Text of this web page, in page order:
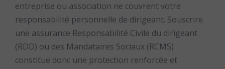
entreprise ou association ne couvrent votre
responsabilité personnelle de dirigeant. Souscrire
une assurance Responsabilité Civile du dirigeant
(RDD) ou des Mandataires Sociaux (RCMS)
constitue donc une protection renforcée et